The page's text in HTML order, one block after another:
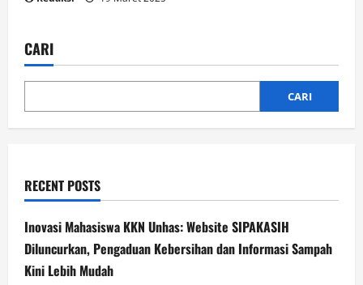
CARI
CARI
RECENT POSTS
Inovasi Mahasiswa KKN Unhas: Website SIPAKASIH
Diluncurkan, Pengaduan Kebersihan dan Informasi Sampah
Kini Lebih Mudah